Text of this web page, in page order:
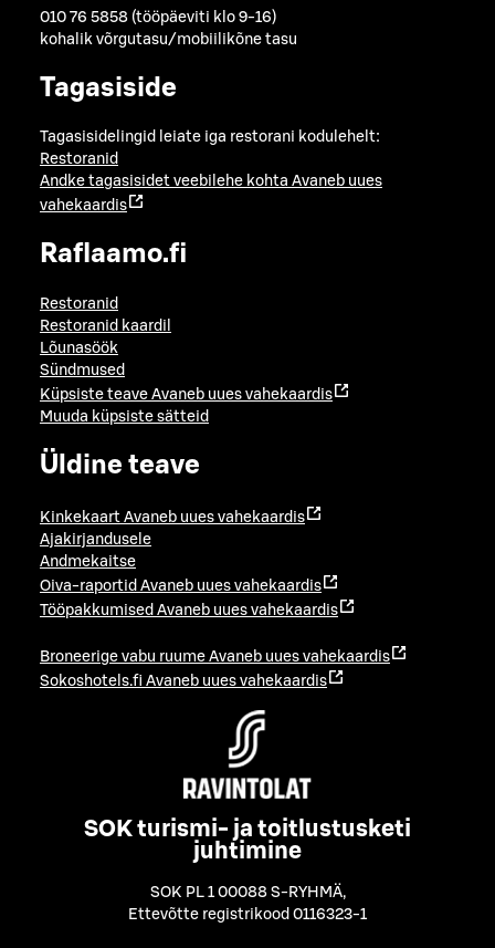
010 76 5858 (tööpäeviti klo 9-16)
kohalik võrgutasu/mobiilikõne tasu
Tagasiside
Tagasisidelingid leiate iga restorani kodulehelt:
Restoranid
Andke tagasisidet veebilehe kohta Avaneb uues
vahekaardis
Raflaamo.fi
Restoranid
Restoranid kaardil
Lõunasöök
Sündmused
Küpsiste teave Avaneb uues vahekaardis
Muuda küpsiste sätteid
Üldine teave
Kinkekaart Avaneb uues vahekaardis
Ajakirjandusele
Andmekaitse
Oiva-raportid Avaneb uues vahekaardis
Tööpakkumised Avaneb uues vahekaardis
Broneerige vabu ruume Avaneb uues vahekaardis
Sokoshotels.fi Avaneb uues vahekaardis
SOK turismi- ja toitlustusketi
juhtimine
SOK PL 1 00088 S-RYHMÄ,
Ettevõtte registrikood 0116323-1